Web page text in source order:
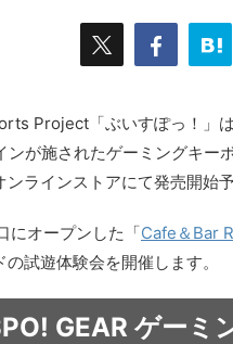
Project「ぶいすぽっ！」
ンが施されたゲーミングキ
ラインストアにて発売開始予
にオープンした「Cafe＆Bar
試遊体験会を開催します。
GEAR ゲー